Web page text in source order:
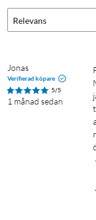
över 2,4 eller 5 GHz
internet utan att de
Specifikationer
Antal
Processor: 1.7 GHz
Kryptering: WPA/
Mått: 105x105x169
Levereras med 3 x
Relevans
Jonas
Verifierad köpare
5/5
1 månad sedan
Fungerar